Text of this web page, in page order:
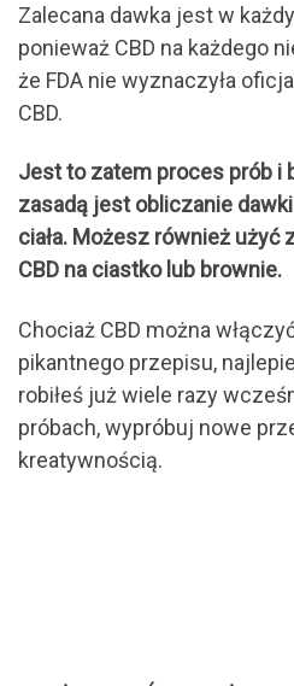
Zalecana dawka jest w
ponieważ CBD na każdego
że FDA nie wyznaczyła
CBD.
Jest to zatem proces prób i
zasadą jest obliczanie
ciała. Możesz również użyć
CBD na ciastko lub brownie.
Chociaż CBD można
pikantnego przepisu,
robiłeś już wiele razy
próbach, wypróbuj nowe
kreatywnością.